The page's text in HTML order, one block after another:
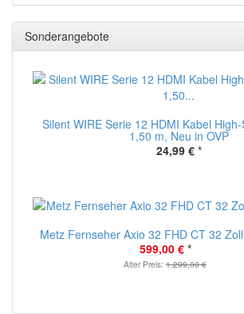
Sonderangebote
Silent WIRE Serie 12 HDMI Kabel
1,50 m, Neu in OVP
24,99 € *
Metz Fernseher Axio 32 FHD CT 32
599,00 € *
Alter Preis: 1.299,00 €